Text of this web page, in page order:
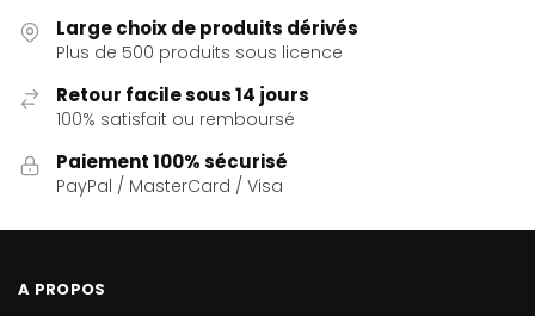
Large choix de produits dérivés
Plus de 500 produits sous licence
Retour facile sous 14 jours
100% satisfait ou remboursé
Paiement 100% sécurisé
PayPal / MasterCard / Visa
A PROPOS